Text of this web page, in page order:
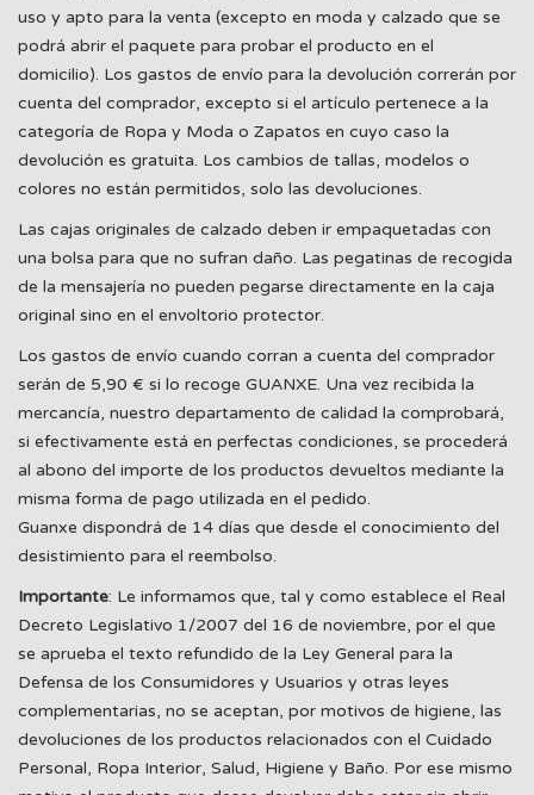
uso y apto para la venta (excepto en moda y calzado que se
podrá abrir el paquete para probar el producto en el
domicilio). Los gastos de envío para la devolución correrán por
cuenta del comprador, excepto si el artículo pertenece a la
categoría de Ropa y Moda o Zapatos en cuyo caso la
devolución es gratuita. Los cambios de tallas, modelos o
colores no están permitidos, solo las devoluciones.
Las cajas originales de calzado deben ir empaquetadas con
una bolsa para que no sufran daño. Las pegatinas de recogida
de la mensajería no pueden pegarse directamente en la caja
original sino en el envoltorio protector.
Los gastos de envío cuando corran a cuenta del comprador
serán de 5,90 € si lo recoge GUANXE. Una vez recibida la
mercancía, nuestro departamento de calidad la comprobará,
si efectivamente está en perfectas condiciones, se procederá
al abono del importe de los productos devueltos mediante la
misma forma de pago utilizada en el pedido.
Guanxe dispondrá de 14 días que desde el conocimiento del
desistimiento para el reembolso.
Importante: Le informamos que, tal y como establece el Real
Decreto Legislativo 1/2007 del 16 de noviembre, por el que
se aprueba el texto refundido de la Ley General para la
Defensa de los Consumidores y Usuarios y otras leyes
complementarias, no se aceptan, por motivos de higiene, las
devoluciones de los productos relacionados con el Cuidado
Personal, Ropa Interior, Salud, Higiene y Baño. Por ese mismo